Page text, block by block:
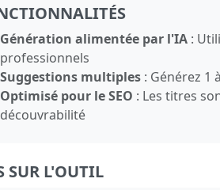
Génération alimentée par l'IA :
professionnels
Suggestions multiples : Générez 1
Optimisé pour le SEO : Les titres
découvrabilité
SUR L'OUTIL